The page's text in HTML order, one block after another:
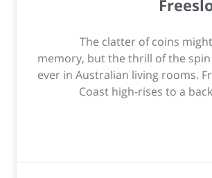
The clatter of coins
memory, but the thrill of the spin
ever in Australian living rooms.
Coast high-rises to a